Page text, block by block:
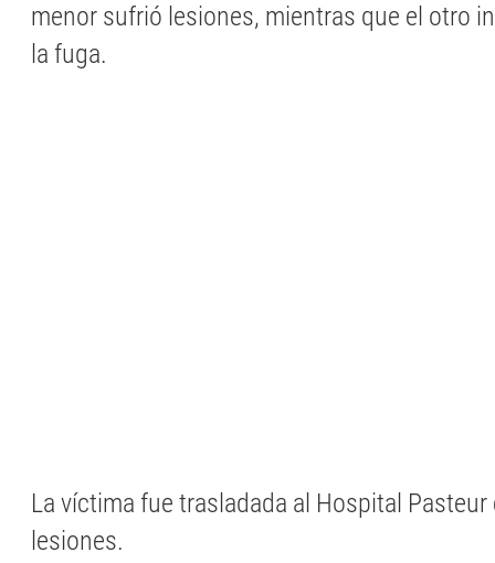
menor sufrió lesiones, mientras que el otro
la fuga.
La víctima fue trasladada al Hospital
lesiones.